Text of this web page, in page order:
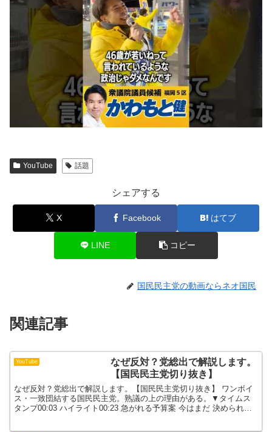
YouTube 話題
シェアする
X Facebook はてブ
LINE コピー
国民民主党の動画ならネオ国民
関連記事
YouTube
なぜ反対？党総出で解説します。
【国民民主党切り抜き】
なぜ反対？党総出で解説します。【国民民主党切り抜き】 ワンボイ
ス・一致団結する国民民主党。熟議の上の理由がある。▼タイムス
タンプ00:03 ハイライト00:23 急がれる予算案 今はまだ 決められな